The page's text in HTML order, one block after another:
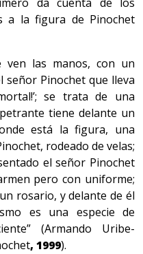
a la figura de Pinochet
ven las manos, con un
Pinochet que lleva
se trata de una
tiene delante un
está la figura, una
rodeado de velas;
el señor Pinochet
pero con uniforme;
rosario, y delante de él
es una especie de
(Armando Uribe-
, 1999).